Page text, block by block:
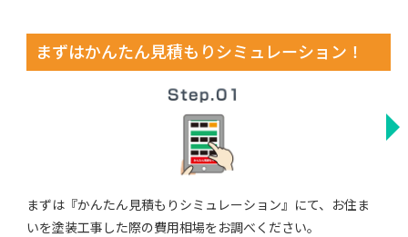
まずはかんたん見積もりシミュレーション！
まずは『かんたん見積もりシミュレーション』にて、お住ま
いを塗装工事した際の費用相場をお調べください。